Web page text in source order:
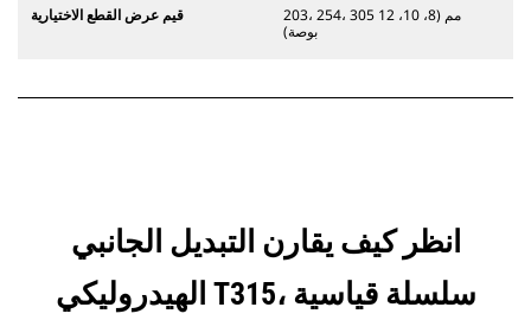
قيم عرض القطع الاختيارية
203، 254، 305 مم (8، 10، 12
بوصة)
انظر كيف يقارن التبديل الجانبي
الهيدروليكي T315، سلسلة قياسية